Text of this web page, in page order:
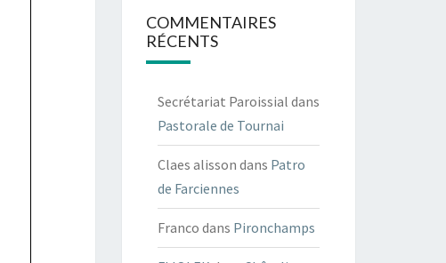
COMMENTAIRES
RÉCENTS
Secrétariat Paroissial dans
Pastorale de Tournai
Claes alisson dans Patro
de Farciennes
Franco dans Pironchamps